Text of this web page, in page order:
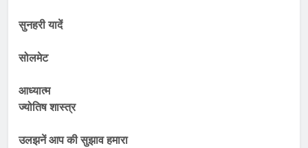
सुनहरी यादें
सोलमेट
आध्यात्म
ज्योतिष शास्त्र
उलझनें आप की सुझाव हमारा